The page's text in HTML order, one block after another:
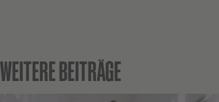
WEITERE BEITRÄGE